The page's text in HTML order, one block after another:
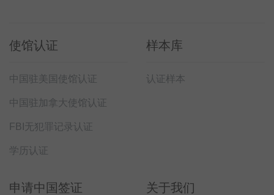
使馆认证
中国驻美国使馆认证
中国驻加拿大使馆认证
FBI无犯罪记录认证
学历认证
样本库
认证样本
申请中国签证 关于我们